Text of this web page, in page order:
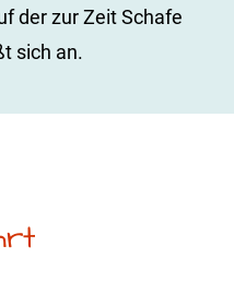
der zur Zeit Schafe
sich an.